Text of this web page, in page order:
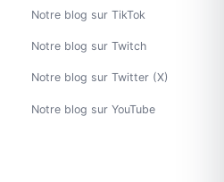
Notre blog sur TikTok
Notre blog sur Twitch
Notre blog sur Twitter (X)
Notre blog sur YouTube